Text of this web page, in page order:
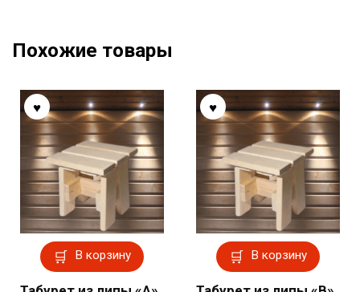
Похожие товары
В корзину В корзину